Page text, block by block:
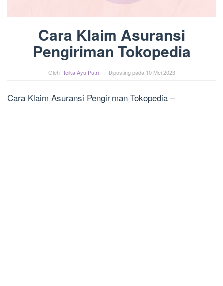
Cara Klaim Asuransi
Pengiriman Tokopedia
Oleh Reika Ayu Putri Diposting pada 10 Mei 2023
Cara Klaim Asuransi Pengiriman Tokopedia –